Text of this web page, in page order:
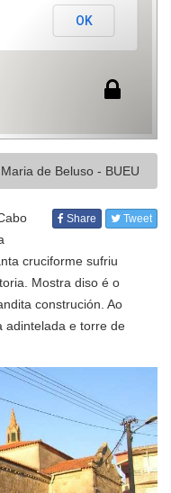
OK
de Beluso - BUEU
Share Tweet
cruciforme sufriu
Mostra diso é o
construción. Ao
adintelada e torre de